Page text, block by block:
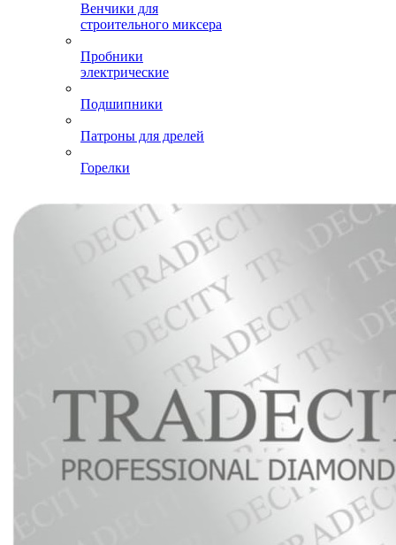
Венчики для
строительного миксера
Пробники
электрические
Подшипники
Патроны для дрелей
Горелки